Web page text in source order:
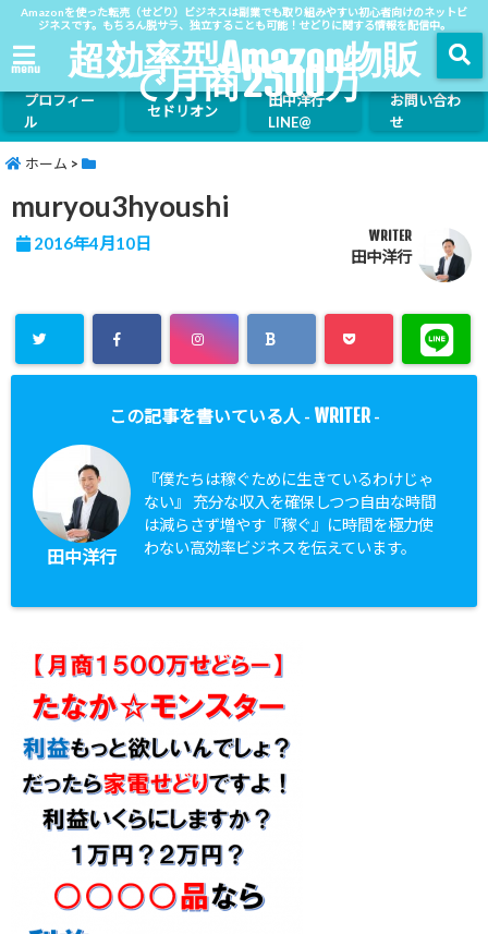
Amazonを使った転売（せどり）ビジネスは副業でも取り組みやすい初心者向けのネットビ
ジネスです。もちろん脱サラ、独立することも可能！せどりに関する情報を配信中。
menu 超効率型Amazon物販
で月商2500万
プロフィー
ル
セドリオン
田中洋行
LINE@
お問い合わ
せ
ホーム >
muryou3hyoushi
2016年4月10日 WRITER
田中洋行
この記事を書いている人 - WRITER-
田中洋行
『僕たちは稼ぐために生きているわけじゃ
ない』 充分な収入を確保しつつ自由な時間
は減らさず増やす『稼ぐ』に時間を極力使
わない高効率ビジネスを伝えています。